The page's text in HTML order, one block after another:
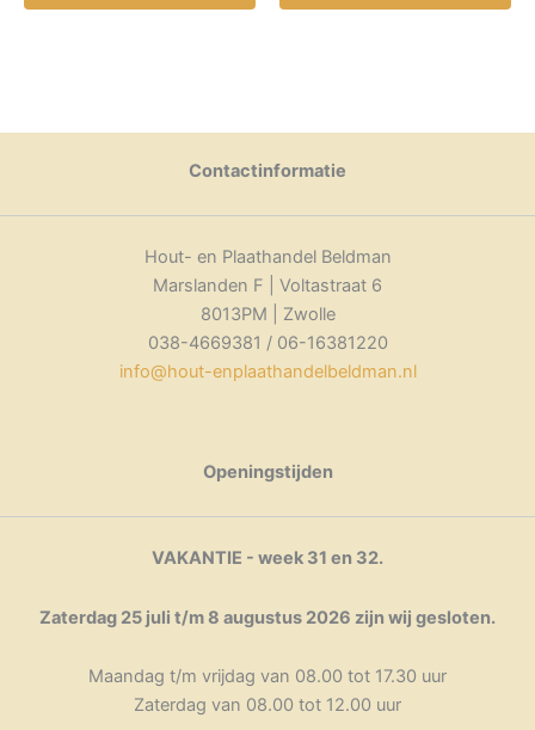
Contactinformatie
Hout- en Plaathandel Beldman
Marslanden F | Voltastraat 6
8013PM | Zwolle
038-4669381 / 06-16381220
info@hout-enplaathandelbeldman.nl
Openingstijden
VAKANTIE - week 31 en 32.
Zaterdag 25 juli t/m 8 augustus 2026 zijn wij gesloten.
Maandag t/m vrijdag van 08.00 tot 17.30 uur
Zaterdag van 08.00 tot 12.00 uur